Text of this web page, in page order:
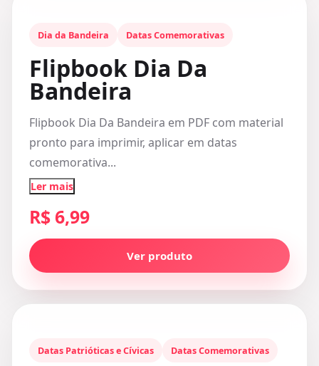
Dia da Bandeira Datas Comemorativas
Flipbook Dia Da
Bandeira
Flipbook Dia Da Bandeira em PDF com material
pronto para imprimir, aplicar em datas
comemorativa...
Ler mais
R$ 6,99
Ver produto
Datas Patrióticas e Cívicas Datas Comemorativas